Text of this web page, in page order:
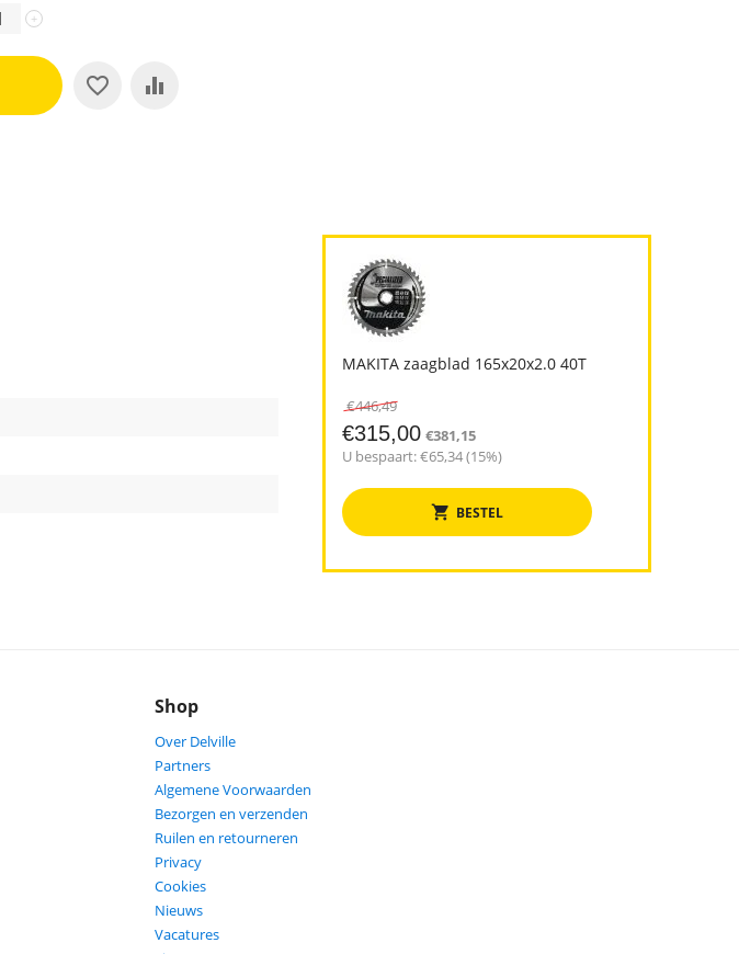
+
MAKITA zaagblad 165x20x2.0 40T
€446,49
€315,00 €381,15
U bespaart: €65,34(15%)
BESTEL
Shop
Over Delville
Partners
Algemene Voorwaarden
Bezorgen en verzenden
Ruilen en retourneren
Privacy
Cookies
Nieuws
Vacatures